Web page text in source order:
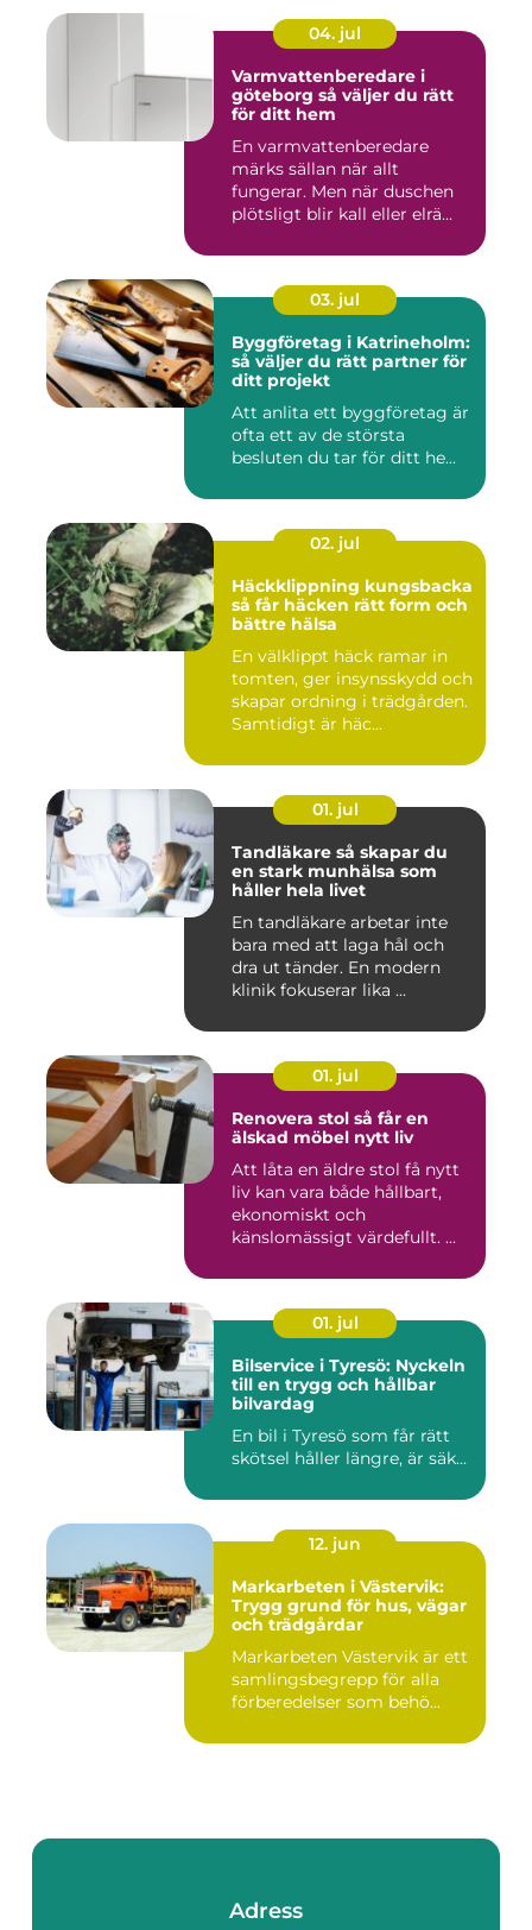
04. jul
Varmvattenberedare i
göteborg så väljer du rätt
för ditt hem
En varmvattenberedare
märks sällan när allt
fungerar. Men när duschen
plötsligt blir kall eller elrä...
03. jul
Byggföretag i Katrineholm:
så väljer du rätt partner för
ditt projekt
Att anlita ett byggföretag är
ofta ett av de största
besluten du tar för ditt he...
02. jul
Häckklippning kungsbacka
så får häcken rätt form och
bättre hälsa
En välklippt häck ramar in
tomten, ger insynsskydd och
skapar ordning i trädgården.
Samtidigt är häc...
01. jul
Tandläkare så skapar du
en stark munhälsa som
håller hela livet
En tandläkare arbetar inte
bara med att laga hål och
dra ut tänder. En modern
klinik fokuserar lika ...
01. jul
Renovera stol så får en
älskad möbel nytt liv
Att låta en äldre stol få nytt
liv kan vara både hållbart,
ekonomiskt och
känslomässigt värdefullt. ...
01. jul
Bilservice i Tyresö: Nyckeln
till en trygg och hållbar
bilvardag
En bil i Tyresö som får rätt
skötsel håller längre, är säk...
12. jun
Markarbeten i Västervik:
Trygg grund för hus, vägar
och trädgårdar
Markarbeten Västervik är ett
samlingsbegrepp för alla
förberedelser som behö...
Adress